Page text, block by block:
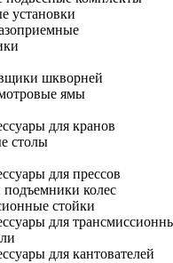
установки
шкворней
ямы
для кранов
столы
для прессов
колес
стойки
для
для кантователей